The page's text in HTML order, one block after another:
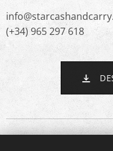
(+34) 965 297 618